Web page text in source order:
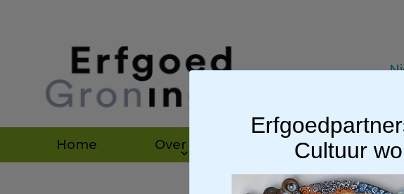
Home Over ons Agenda
Cultuur